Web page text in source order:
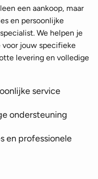
een aankoop, maar
en persoonlijke
We helpen je
voor jouw specifieke
levering en volledige
service
ondersteuning
en professionele